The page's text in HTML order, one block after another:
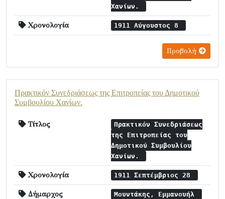
Χανίων.
Χρονολογία 1911 Αύγουστος 8
Προβολή
Πρακτικόν Συνεδριάσεως της Επιτροπείας του Δημοτικού
Συμβουλίου Χανίων.
Τίτλος
Πρακτικόν Συνεδριάσεως
της Επιτροπείας του
Δημοτικού Συμβουλίου
Χανίων.
Χρονολογία 1911 Σεπτέμβριος 28
Δήμαρχος Μουντάκης, Εμμανουήλ